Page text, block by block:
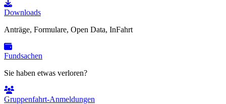
Downloads
Anträge, Formulare, Open Data, InFahrt
Fundsachen
Sie haben etwas verloren?
Gruppenfahrt-Anmeldungen